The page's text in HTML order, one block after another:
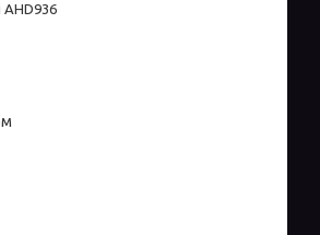
AHD936